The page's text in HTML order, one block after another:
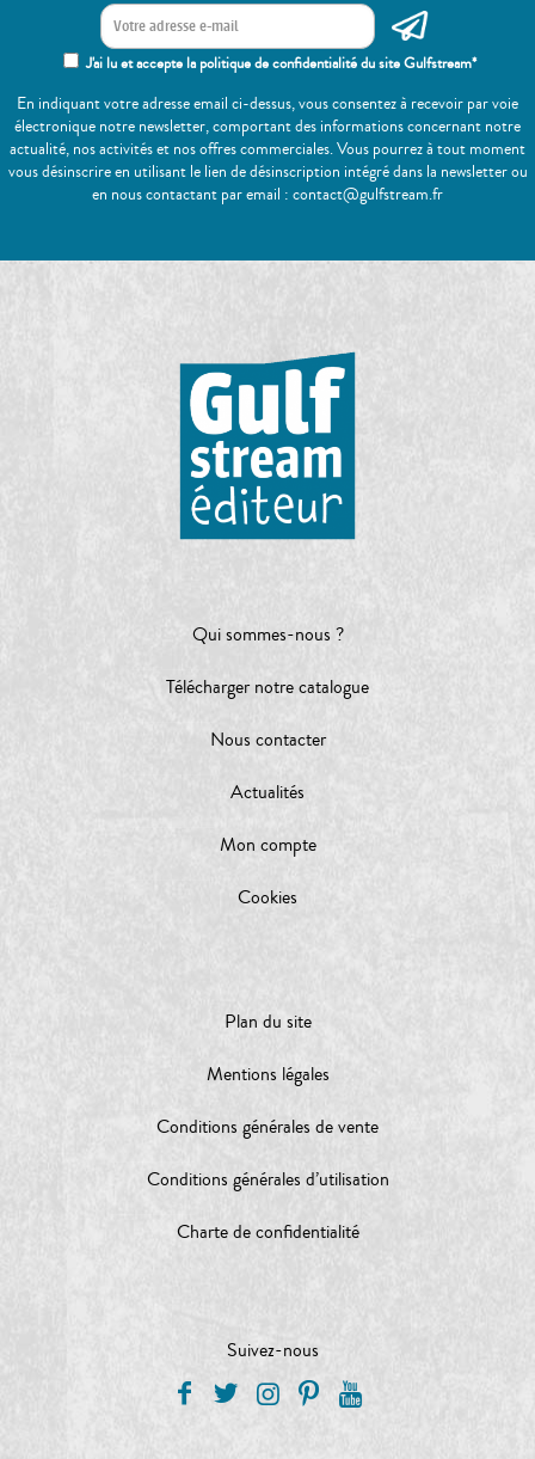
J'ai lu et accepte la politique de confidentialité du site Gulfstream*
En indiquant votre adresse email ci-dessus, vous consentez à recevoir par voie
électronique notre newsletter, comportant des informations concernant notre
actualité, nos activités et nos offres commerciales. Vous pourrez à tout moment
vous désinscrire en utilisant le lien de désinscription intégré dans la newsletter ou
en nous contactant par email : contact@gulfstream.fr
Qui sommes-nous ?
Télécharger notre catalogue
Nous contacter
Actualités
Mon compte
Cookies
Plan du site
Mentions légales
Conditions générales de vente
Conditions générales d’utilisation
Charte de confidentialité
Suivez-nous